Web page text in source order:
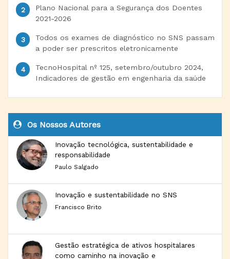
Plano Nacional para a Segurança dos Doentes
2021-2026
Todos os exames de diagnóstico no SNS passam
a poder ser prescritos eletronicamente
TecnoHospital nº 125, setembro/outubro 2024,
Indicadores de gestão em engenharia da saúde
Os Nossos Autores
Inovação tecnológica, sustentabilidade e
responsabilidade
Paulo Salgado
Inovação e sustentabilidade no SNS
Francisco Brito
Gestão estratégica de ativos hospitalares
como caminho na inovação e